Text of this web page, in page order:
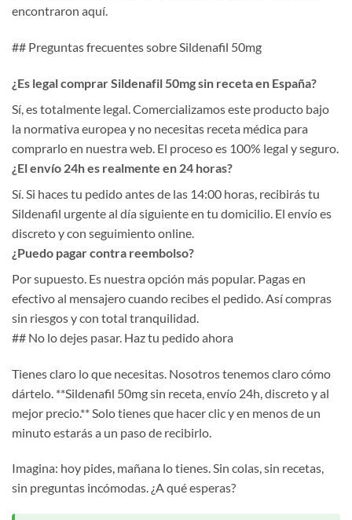
encontraron aquí.
## Preguntas frecuentes sobre Sildenafil 50mg
¿Es legal comprar Sildenafil 50mg sin receta en España?
Sí, es totalmente legal. Comercializamos este producto bajo
la normativa europea y no necesitas receta médica para
comprarlo en nuestra web. El proceso es 100% legal y seguro.
¿El envío 24h es realmente en 24 horas?
Sí. Si haces tu pedido antes de las 14:00 horas, recibirás tu
Sildenafil urgente al día siguiente en tu domicilio. El envío es
discreto y con seguimiento online.
¿Puedo pagar contra reembolso?
Por supuesto. Es nuestra opción más popular. Pagas en
efectivo al mensajero cuando recibes el pedido. Así compras
sin riesgos y con total tranquilidad.
## No lo dejes pasar. Haz tu pedido ahora
Tienes claro lo que necesitas. Nosotros tenemos claro cómo
dártelo. **Sildenafil 50mg sin receta, envío 24h, discreto y al
mejor precio.** Solo tienes que hacer clic y en menos de un
minuto estarás a un paso de recibirlo.
Imagina: hoy pides, mañana lo tienes. Sin colas, sin recetas,
sin preguntas incómodas. ¿A qué esperas?